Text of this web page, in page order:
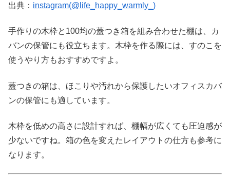
出典： instagram(@life_happy_warmly_)
手作りの木枠と100均の蓋つき箱を組み合わせた棚は、カ
バンの保管にも役立ちます。木枠を作る際には、すのこを
使うやり方もおすすめですよ。
蓋つきの箱は、ほこりや汚れから保護したいオフィスカバ
ンの保管にも適しています。
木枠を低めの高さに設計すれば、棚幅が広くても圧迫感が
少ないですね。箱の色を変えたレイアウトの仕方も参考に
なります。